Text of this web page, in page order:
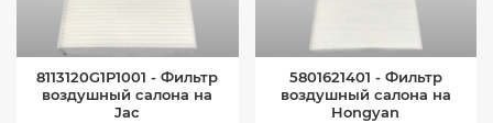
8113120G1P1001 - Фильтр
воздушный салона на
Jac
5801621401 - Фильтр
воздушный салона на
Hongyan